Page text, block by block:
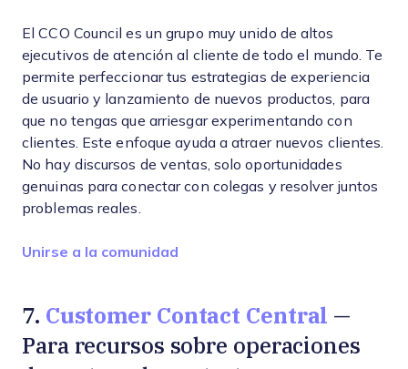
El CCO Council es un grupo muy unido de altos
ejecutivos de atención al cliente de todo el mundo. Te
permite perfeccionar tus estrategias de experiencia
de usuario y lanzamiento de nuevos productos, para
que no tengas que arriesgar experimentando con
clientes. Este enfoque ayuda a atraer nuevos clientes.
No hay discursos de ventas, solo oportunidades
genuinas para conectar con colegas y resolver juntos
problemas reales.
Unirse a la comunidad
7. Customer Contact Central —
Para recursos sobre operaciones